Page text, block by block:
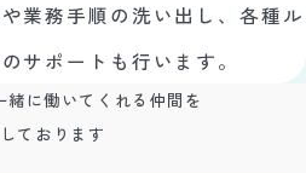
業務手順の洗い出し、各種ル
サポートも行います。
緒に働いてくれる仲間を
ております